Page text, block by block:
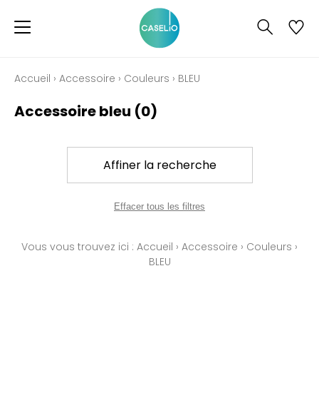
Accueil › Accessoire › Couleurs › BLEU
Accessoire bleu (0)
Affiner la recherche
Effacer tous les filtres
Vous vous trouvez ici : Accueil › Accessoire › Couleurs ›
BLEU